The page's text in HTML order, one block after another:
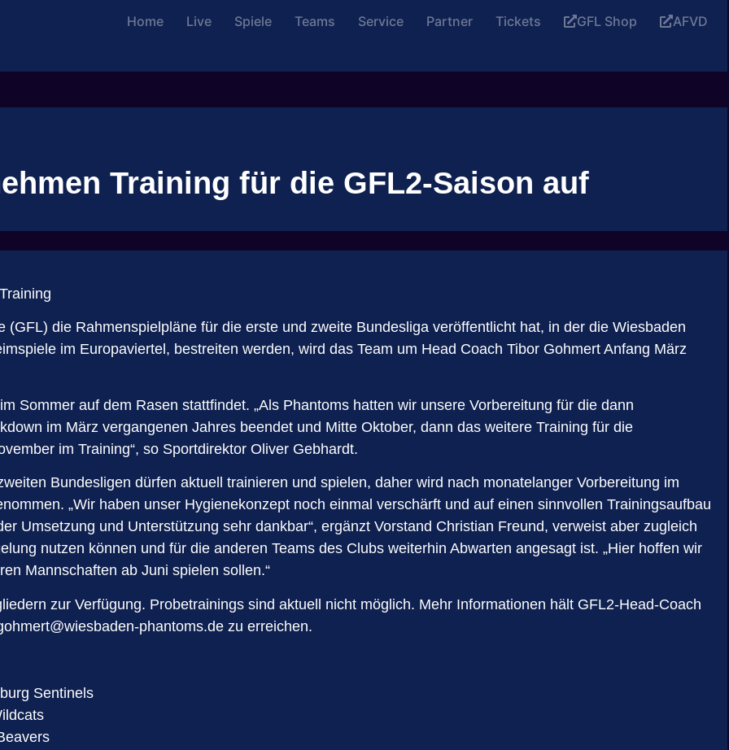
Home Live Spiele Teams Service Partner Tickets GFL Shop AFVD
Training für die GFL2-Saison auf
die Rahmenspielpläne für die erste und zweite Bundesliga veröffentlicht hat, in der die Wiesbaden
im Europaviertel, bestreiten werden, wird das Team um Head Coach Tibor Gohmert Anfang März
Sommer auf dem Rasen stattfindet. „Als Phantoms hatten wir unsere Vorbereitung für die dann
im März vergangenen Jahres beendet und Mitte Oktober, dann das weitere Training für die
im Training“, so Sportdirektor Oliver Gebhardt.
Bundesligen dürfen aktuell trainieren und spielen, daher wird nach monatelanger Vorbereitung im
„Wir haben unser Hygienekonzept noch einmal verschärft und auf einen sinnvollen Trainingsaufbau
Umsetzung und Unterstützung sehr dankbar“, ergänzt Vorstand Christian Freund, verweist aber zugleich
nutzen können und für die anderen Teams des Clubs weiterhin Abwarten angesagt ist. „Hier hoffen wir
Mannschaften ab Juni spielen sollen.“
zur Verfügung. Probetrainings sind aktuell nicht möglich. Mehr Informationen hält GFL2-Head-Coach
phantoms.de zu erreichen.
Sentinels